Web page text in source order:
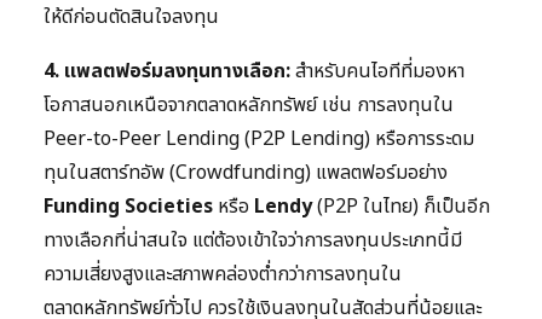
ให้ดีก่อนตัดสินใจลงทุน
4. แพลตฟอร์มลงทุนทางเลือก:สำหรับคนไอทีที่มองหา
โอกาสนอกเหนือจากตลาดหลักทรัพย์ เช่น การลงทุนใน
Peer-to-Peer Lending (P2P Lending) หรือการระดม
ทุนในสตาร์ทอัพ (Crowdfunding) แพลตฟอร์มอย่าง
Funding Societies หรือ Lendy(P2P ในไทย) ก็เป็นอีก
ทางเลือกที่น่าสนใจ แต่ต้องเข้าใจว่าการลงทุนประเภทนี้มี
ความเสี่ยงสูงและสภาพคล่องต่ำกว่าการลงทุนใน
ตลาดหลักทรัพย์ทั่วไป ควรใช้เงินลงทุนในสัดส่วนที่น้อยและ